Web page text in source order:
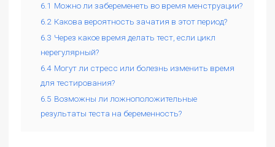
6.1 Можно ли забеременеть во время менструации?
6.2 Какова вероятность зачатия в этот период?
6.3 Через какое время делать тест, если цикл
нерегулярный?
6.4 Могут ли стресс или болезнь изменить время
для тестирования?
6.5 Возможны ли ложноположительные
результаты теста на беременность?